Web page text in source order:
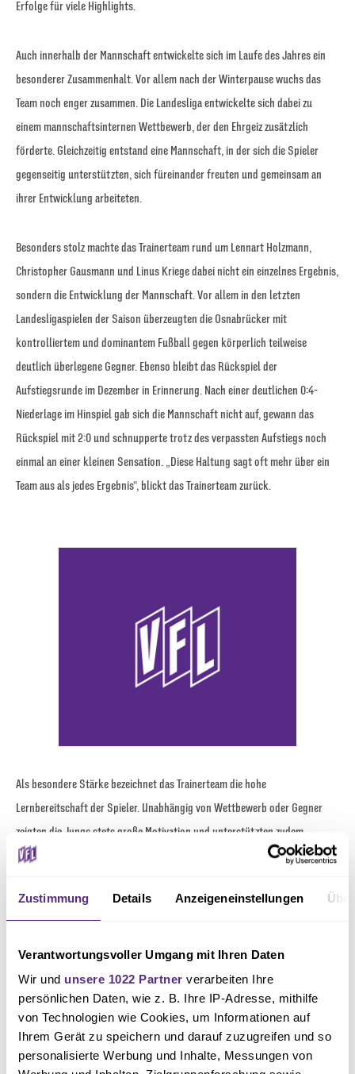
Zustimmung Details Anzeigeneinstellungen
Verantwortungsvoller Umgang mit Ihren Daten
Wir und unsere 1022 Partner verarbeiten Ihre
persönlichen Daten, wie z. B. Ihre IP-Adresse, mithilfe
von Technologien wie Cookies, um Informationen auf
Ihrem Gerät zu speichern und darauf zuzugreifen und so
personalisierte Werbung und Inhalte, Messungen von
Erfolge für viele Highlights.
Auch innerhalb der Mannschaft entwickelte sich im Laufe des Jahres ein
besonderer Zusammenhalt. Vor allem nach der Winterpause wuchs das
Team noch enger zusammen. Die Landesliga entwickelte sich dabei zu
einem mannschaftsinternen Wettbewerb, der den Ehrgeiz zusätzlich
förderte. Gleichzeitig entstand eine Mannschaft, in der sich die Spieler
gegenseitig unterstützten, sich füreinander freuten und gemeinsam an
ihrer Entwicklung arbeiteten.
Besonders stolz machte das Trainerteam rund um Lennart Holzmann,
Christopher Gausmann und Linus Kriege dabei nicht ein einzelnes Ergebnis,
sondern die Entwicklung der Mannschaft. Vor allem in den letzten
Landesligaspielen der Saison überzeugten die Osnabrücker mit
kontrolliertem und dominantem Fußball gegen körperlich teilweise
deutlich überlegene Gegner. Ebenso bleibt das Rückspiel der
Aufstiegsrunde im Dezember in Erinnerung. Nach einer deutlichen 0:4-
Niederlage im Hinspiel gab sich die Mannschaft nicht auf, gewann das
Rückspiel mit 2:0 und schnupperte trotz des verpassten Aufstiegs noch
einmal an einer kleinen Sensation. „Diese Haltung sagt oft mehr über ein
Team aus als jedes Ergebnis“, blickt das Trainerteam zurück.
Als besondere Stärke bezeichnet das Trainerteam die hohe
Lernbereitschaft der Spieler. Unabhängig von Wettbewerb oder Gegner
zeigten die Jungs stets große Motivation und unterstützten zudem
selbstverständlich auch die D-I-Junioren bei deren Spielen. Dieses
Nachwuchsleistungszentrum.
Zur neuen Saison wird es sowohl im Trainerteam als auch im Kader
Veränderungen geben. Marvin Meyer übernimmt gemeinsam mit Oliver Kind
und Neuzugang Jeremy Meier die neue C-II. Der C‑II‑Jahrgang der Saison
25/26 geht geschlossen in die C-I von Lennard Klindworth.